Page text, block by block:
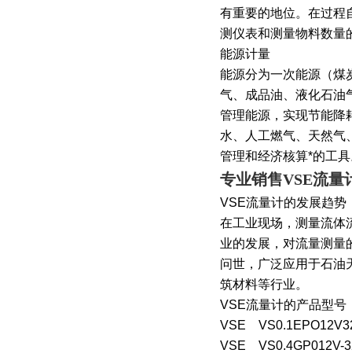
有重要的地位。在过程
测仪表和测量物料数量
能源计量
能源分为一次能源（煤
气、成品油、液化石油
管理能源，实现节能降
水、人工燃气、天然气
管理和经济核算*的工
专业销售VSE流量
VSE流量计的发展趋势
在工业现场，测量流体
业的发展，对流量测量
问世，广泛应用于石油
筑材料等行业。
VSE流量计的产品型号
VSE
VSE VS0.4GP012V-